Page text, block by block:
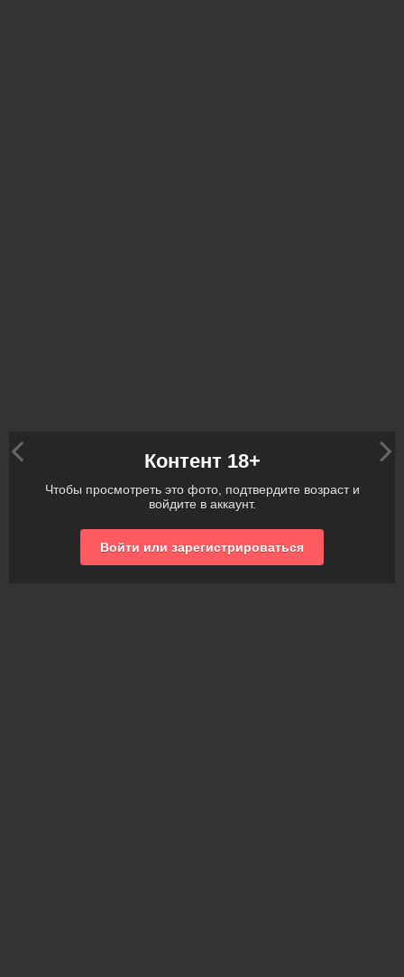
Контент 18+
Чтобы просмотреть это фото, подтвердите возраст и
войдите в аккаунт.
Войти или зарегистрироваться